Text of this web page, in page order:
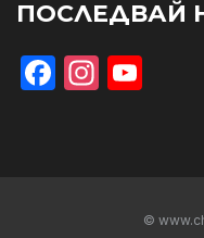
ПОСЛЕДВАЙ
Facebook
©